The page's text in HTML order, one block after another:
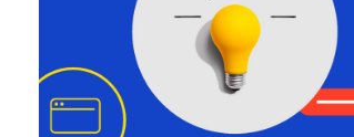
나은숙 공인회계사
Edmonds • Seattle
425-744-2742